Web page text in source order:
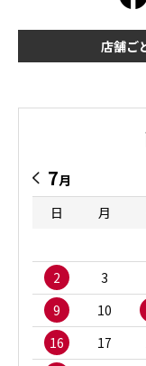
店舗ご
7月
日
月
2
3
9
10
16
17